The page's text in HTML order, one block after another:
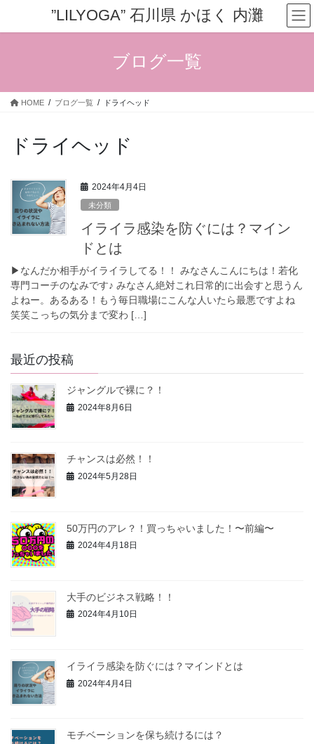
テ
ス
ゲ
ン
”LILYOGA” 石川県 かほく 内灘
ブログ一覧
HOME ブログ一覧 ドライヘッド
ドライヘッド
2024年4月4日
未分類
イライラ感染を防ぐには？マイン
ドとは
▶︎なんだか相手がイライラしてる！！ みなさんこんにちは！若化
専門コーチのなみです♪ みなさん絶対これ日常的に出会すと思うん
よねー。あるある！もう毎日職場にこんな人いたら最悪ですよね
笑笑こっちの気分まで変わ […]
最近の投稿
ジャングルで裸に？！
2024年8月6日
チャンスは必然！！
2024年5月28日
50万円のアレ？！買っちゃいました！〜前編〜
2024年4月18日
大手のビジネス戦略！！
2024年4月10日
イライラ感染を防ぐには？マインドとは
2024年4月4日
モチベーションを保ち続けるには？